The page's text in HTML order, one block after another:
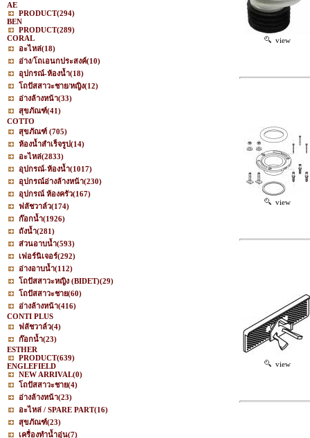
AE
PRODUCT(294)
BEN
PRODUCT(289)
CORAL
อะไหล่(18)
อ่าง/โถเอนกประสงค์(10)
อุปกรณ์-ห้องน้ำ(18)
โถปัสสาวะชาย/หญิง(12)
อ่างล้างหน้า(33)
สุขภัณฑ์(41)
COTTO
สุขภัณฑ์ (705)
ห้องน้ำสำเร็จรูป(14)
อะไหล่(2833)
อุปกรณ์-ห้องน้ำ(1017)
อุปกรณ์อ่างล้างหน้า(230)
อุปกรณ์ ห้องครัว(167)
ฟลัชวาล์ว(174)
ก๊อกน้ำ(1926)
ถังน้ำ(281)
ส่วนอาบน้ำ(593)
เฟอร์นิเจอร์(292)
อ่างอาบน้ำ(112)
โถปัสสาวะหญิง (BIDET)(29)
โถปัสสาวะชาย(60)
อ่างล้างหน้า(416)
CONTI PLUS
ฟลัชวาล์ว(4)
ก๊อกน้ำ(23)
ESTHER
PRODUCT(639)
ENGLEFIELD
NEW ARRIVAL(0)
โถปัสสาวะชาย(4)
อ่างล้างหน้า(23)
อะไหล่ / SPARE PART(16)
สุขภัณฑ์(23)
เครื่องทำน้ำอุ่น(7)
view
view
view